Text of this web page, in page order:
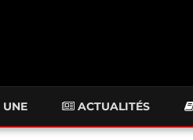
UNE ACTUALITÉS